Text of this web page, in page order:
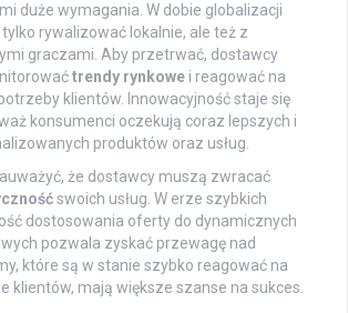
duże wymagania. W dobie globalizacji
rywalizować lokalnie, ale też z
graczami. Aby przetrwać, dostawcy
trendy rynkowe i reagować na
klientów. Innowacyjność staje się
konsumenci oczekują coraz lepszych i
produktów oraz usług.
że dostawcy muszą zwracać
swoich usług. W erze szybkich
dostosowania oferty do dynamicznych
pozwala zyskać przewagę nad
które są w stanie szybko reagować na
klientów, mają większe szanse na sukces.